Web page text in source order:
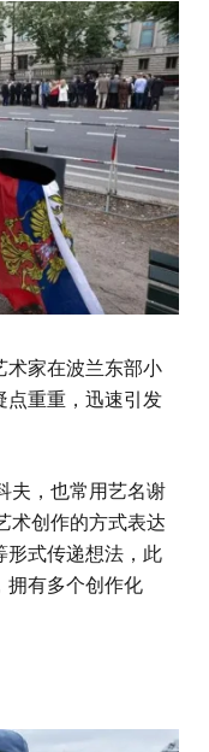
术家在波兰东部小
点重重，迅速引发
，也常用艺名谢
术创作的方式表达
形式传递想法，此
拥有多个创作化